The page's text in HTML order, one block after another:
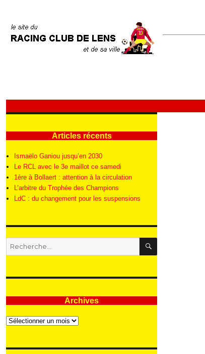
Articles récents
Ismaëlo Ganiou jusqu’en 2030
Le RCL avec le 3e maillot ce samedi
1ère à Bollaert : attention à la circulation
L’arbitre du Trophée des Champions
LdC : du changement pour les suspensions
Recherche
pour
RECHERCHE
Archives
Archives